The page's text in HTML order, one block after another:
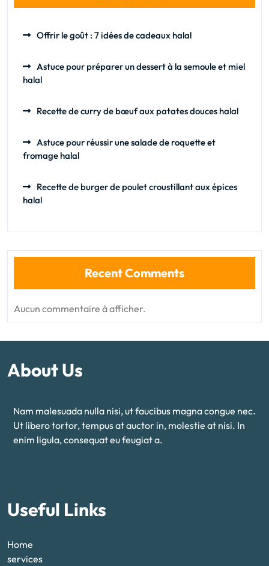
Offrir le goût : 7 idées de cadeaux halal
Astuce pour préparer un dessert à la semoule et miel
halal
Recette de curry de bœuf aux patates douces halal
Astuce pour réussir une salade de roquette et
fromage halal
Recette de burger de poulet croustillant aux épices
halal
Recent Comments
Aucun commentaire à afficher.
About Us
Nam malesuada nulla nisi, ut faucibus magna congue nec.
Ut libero tortor, tempus at auctor in, molestie at nisi. In
enim ligula, consequat eu feugiat a.
Useful Links
Home
services